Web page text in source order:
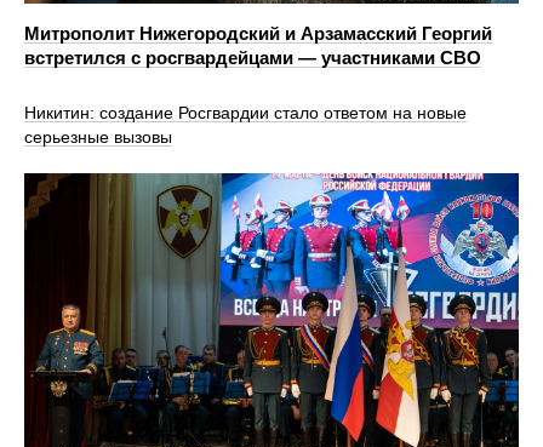
Митрополит Нижегородский и Арзамасский Георгий
встретился с росгвардейцами — участниками СВО
Никитин: создание Росгвардии стало ответом на новые
серьезные вызовы